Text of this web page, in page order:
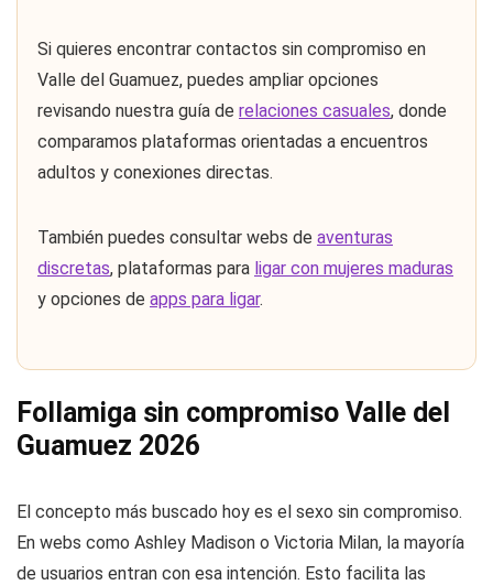
Si quieres encontrar contactos sin compromiso en
Valle del Guamuez, puedes ampliar opciones
revisando nuestra guía de relaciones casuales, donde
comparamos plataformas orientadas a encuentros
adultos y conexiones directas.
También puedes consultar webs de aventuras
discretas, plataformas para ligar con mujeres maduras
y opciones de apps para ligar.
Follamiga sin compromiso Valle del
Guamuez 2026
El concepto más buscado hoy es el sexo sin compromiso.
En webs como Ashley Madison o Victoria Milan, la mayoría
de usuarios entran con esa intención. Esto facilita las